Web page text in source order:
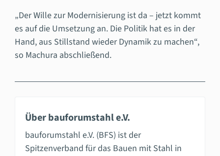
„Der Wille zur Modernisierung ist da – jetzt kommt
es auf die Umsetzung an. Die Politik hat es in der
Hand, aus Stillstand wieder Dynamik zu machen“,
so Machura abschließend.
Über bauforumstahl e.V.
bauforumstahl e.V. (BFS) ist der
Spitzenverband für das Bauen mit Stahl in